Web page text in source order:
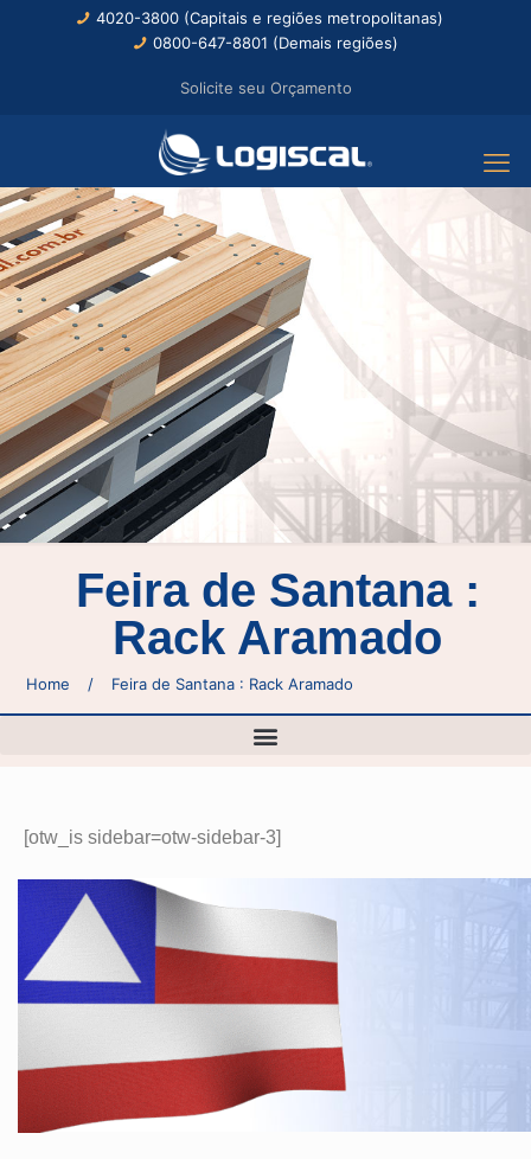
4020-3800 (Capitais e regiões metropolitanas)
0800-647-8801 (Demais regiões)
Solicite seu Orçamento
Feira de Santana :
Rack Aramado
Home / Feira de Santana : Rack Aramado
[otw_is sidebar=otw-sidebar-3]